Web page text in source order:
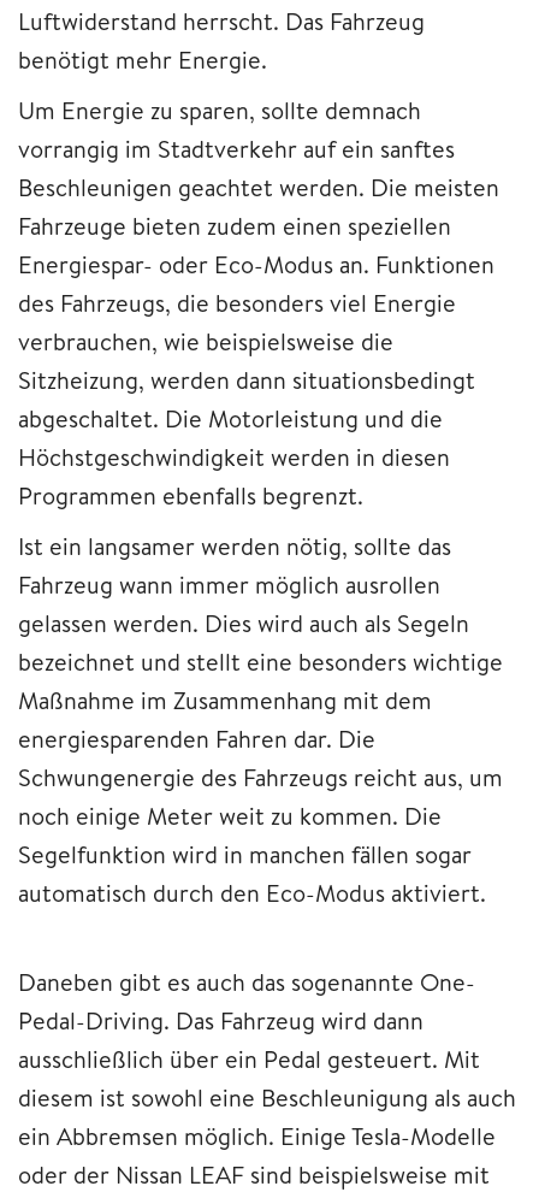
Luftwiderstand herrscht. Das Fahrzeug
benötigt mehr Energie.
Um Energie zu sparen, sollte demnach
vorrangig im Stadtverkehr auf ein sanftes
Beschleunigen geachtet werden. Die meisten
Fahrzeuge bieten zudem einen speziellen
Energiespar- oder Eco-Modus an. Funktionen
des Fahrzeugs, die besonders viel Energie
verbrauchen, wie beispielsweise die
Sitzheizung, werden dann situationsbedingt
abgeschaltet. Die Motorleistung und die
Höchstgeschwindigkeit werden in diesen
Programmen ebenfalls begrenzt.
Ist ein langsamer werden nötig, sollte das
Fahrzeug wann immer möglich ausrollen
gelassen werden. Dies wird auch als Segeln
bezeichnet und stellt eine besonders wichtige
Maßnahme im Zusammenhang mit dem
energiesparenden Fahren dar. Die
Schwungenergie des Fahrzeugs reicht aus, um
noch einige Meter weit zu kommen. Die
Segelfunktion wird in manchen fällen sogar
automatisch durch den Eco-Modus aktiviert.
Daneben gibt es auch das sogenannte One-
Pedal-Driving. Das Fahrzeug wird dann
ausschließlich über ein Pedal gesteuert. Mit
diesem ist sowohl eine Beschleunigung als auch
ein Abbremsen möglich. Einige Tesla-Modelle
oder der Nissan LEAF sind beispielsweise mit